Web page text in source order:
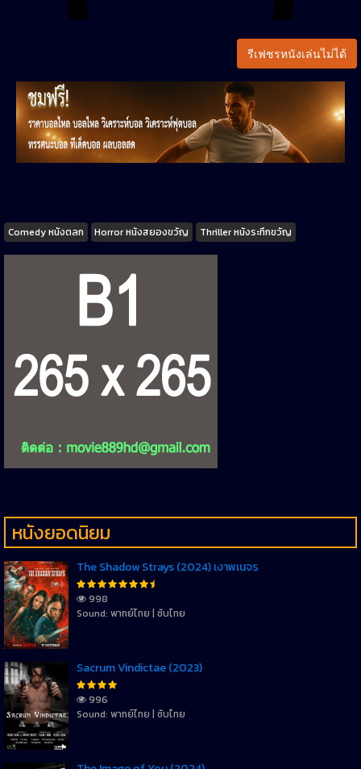
รีเฟชรหนังเล่นไม่ได้
Tags
Comedy หนังตลก Horror หนังสยองขวัญ Thriller หนังระทึกขวัญ
หนังยอดนิยม
The Shadow Strays (2024) เงาพเนจร
998
Sound: พากย์ไทย | ซับไทย
Sacrum Vindictae (2023)
996
Sound: พากย์ไทย | ซับไทย